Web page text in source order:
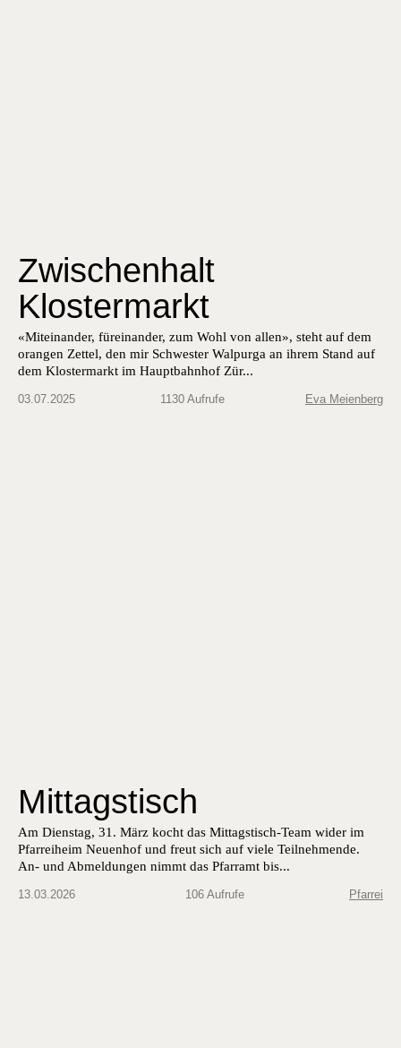
Zwischenhalt
Klostermarkt
«Miteinan­der, füreinan­der, zum Wohl von allen», ste­ht auf dem
orangen Zettel, den mir Schwest­er Walpur­ga an ihrem Stand auf
dem Kloster­markt im Haupt­bahn­hof Zür...
03.07.2025 1130 Aufrufe Eva Meienberg
Mittagstisch
Am Dien­stag, 31. März kocht das Mit­tagstisch-Team wider im
Pfar­rei­heim Neuen­hof und freut sich auf viele Teil­nehmende.
An- und Abmel­dun­gen nimmt das Pfar­ramt bis...
13.03.2026 106 Aufrufe Pfarrei